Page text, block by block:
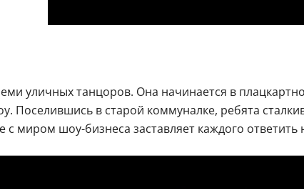
уличных танцоров. Она начинается в
Поселившись в старой коммуналке, ребята
с миром шоу-бизнеса заставляет каждого